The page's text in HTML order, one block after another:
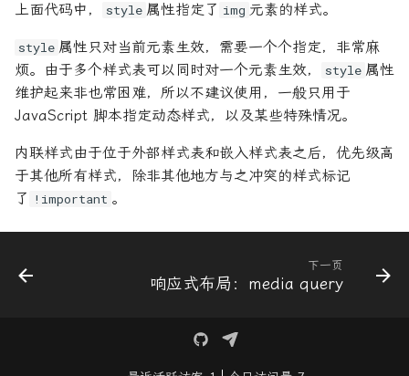
上面代码中， style 属性指定了 img 元素的样式。
style 属性只对当前元素生效，需要一个个指定，非常麻
烦。由于多个样式表可以同时对一个元素生效，
style 属性
维护起来非也常困难，所以不建议使用，一般只用于
JavaScript 脚本指定动态样式，以及某些特殊情况。
内联样式由于位于外部样式表和嵌入样式表之后，优先级高
于其他所有样式，除非其他地方与之冲突的样式标记
了 !important 。
下一页
响应式布局：media query